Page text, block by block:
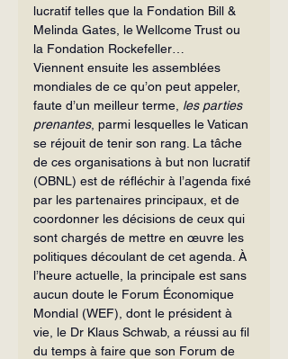
lucratif telles que la Fondation Bill &
Melinda Gates, le Wellcome Trust ou
la Fondation Rockefeller…
Viennent ensuite les assemblées
mondiales de ce qu’on peut appeler,
faute d’un meilleur terme, les parties
prenantes, parmi lesquelles le Vatican
se réjouit de tenir son rang. La tâche
de ces organisations à but non lucratif
(OBNL) est de réfléchir à l’agenda fixé
par les partenaires principaux, et de
coordonner les décisions de ceux qui
sont chargés de mettre en œuvre les
politiques découlant de cet agenda. À
l’heure actuelle, la principale est sans
aucun doute le Forum Économique
Mondial (WEF), dont le président à
vie, le Dr Klaus Schwab, a réussi au fil
du temps à faire que son Forum de